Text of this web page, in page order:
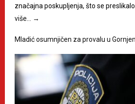
značajna poskupljenja, što se preslikalo
više…
→
Mladić osumnjičen za provalu u